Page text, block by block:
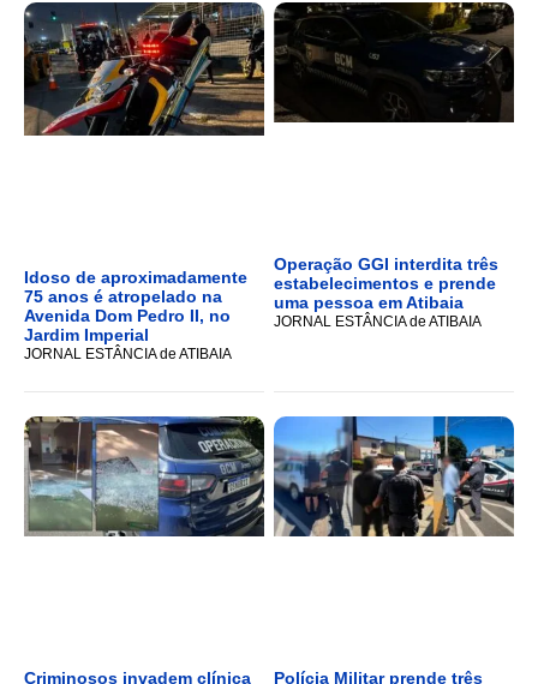
Idoso de aproximadamente
75 anos é atropelado na
Avenida Dom Pedro II, no
Jardim Imperial
JORNAL ESTÂNCIA de ATIBAIA
Operação GGI interdita três
estabelecimentos e prende
uma pessoa em Atibaia
JORNAL ESTÂNCIA de ATIBAIA
Criminosos invadem clínica Polícia Militar prende três